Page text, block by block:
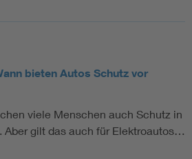
bieten Autos Schutz vor
viele Menschen auch Schutz in
Aber gilt das auch für Elektroautos…